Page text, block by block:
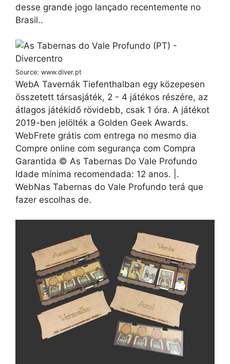
desse grande jogo lançado recentemente no
Brasil..
Source: www.diver.pt
WebA Tavernák Tiefenthalban egy közepesen
összetett társasjáték, 2 - 4 játékos részére, az
átlagos játékidő rövidebb, csak 1 óra. A játékot
2019-ben jelölték a Golden Geek Awards.
WebFrete grátis com entrega no mesmo dia
Compre online com segurança com Compra
Garantida © As Tabernas Do Vale Profundo
Idade mínima recomendada: 12 anos. |.
WebNas Tabernas do Vale Profundo terá que
fazer escolhas de.